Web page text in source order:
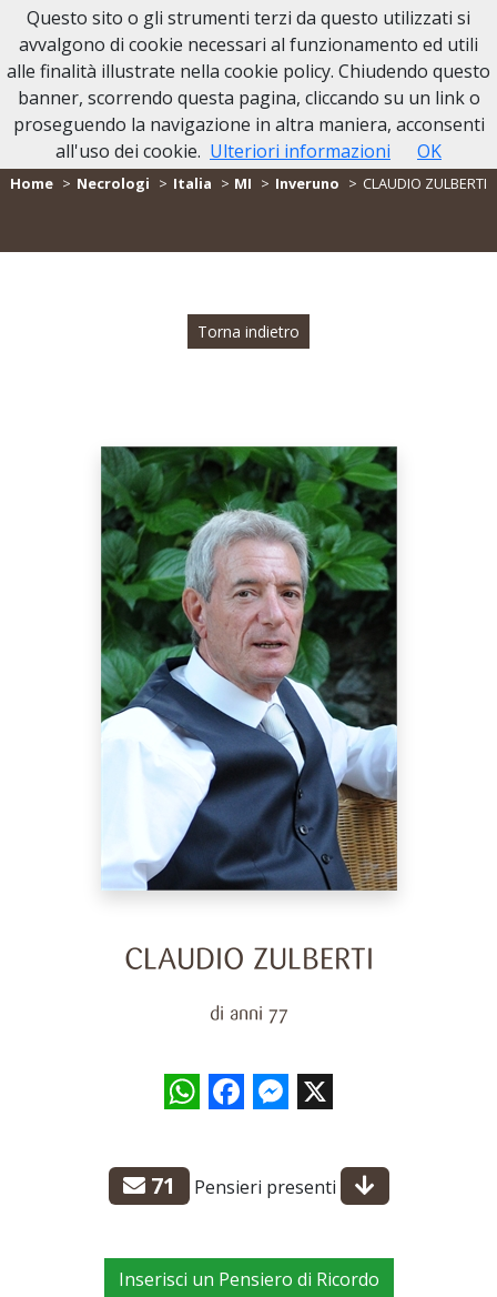
- NECROLOGIO CLAUDIO ZULBERTI -
Home Necrologi Italia MI Inveruno CLAUDIO ZULBERTI
Torna indietro
CLAUDIO ZULBERTI
di anni 77
WhatsAppFacebookMessenger
X
71 Pensieri presenti
Inserisci un Pensiero di Ricordo
Questo sito o gli strumenti terzi da questo utilizzati si
avvalgono di cookie necessari al funzionamento ed utili
alle finalità illustrate nella cookie policy. Chiudendo questo
banner, scorrendo questa pagina, cliccando su un link o
proseguendo la navigazione in altra maniera, acconsenti
all'uso dei cookie. Ulteriori informazioni OK